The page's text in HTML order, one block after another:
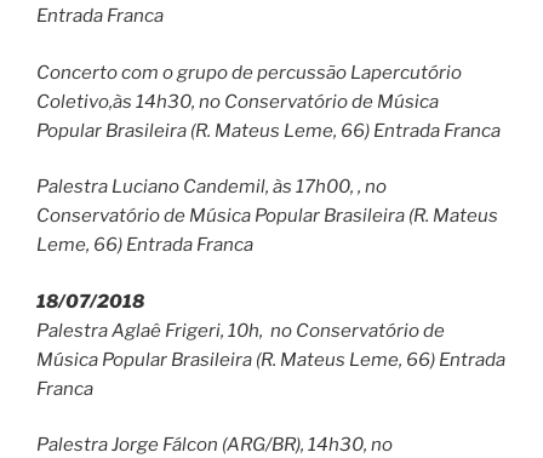
Entrada Franca
Concerto com o grupo de percussão Lapercutório
Coletivo,às 14h30, no Conservatório de Música
Popular Brasileira (R. Mateus Leme, 66) Entrada Franca
Palestra Luciano Candemil, às 17h00, , no
Conservatório de Música Popular Brasileira (R. Mateus
Leme, 66) Entrada Franca
18/07/2018
Palestra Aglaê Frigeri, 10h, no Conservatório de
Música Popular Brasileira (R. Mateus Leme, 66) Entrada
Franca
Palestra Jorge Fálcon (ARG/BR), 14h30, no